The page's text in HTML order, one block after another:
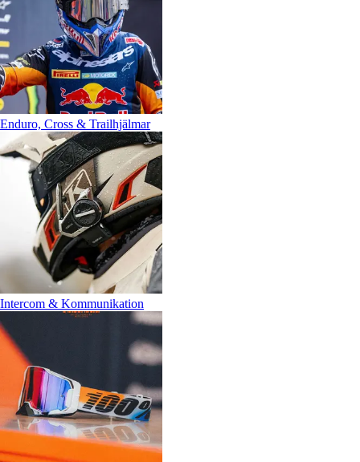
Enduro, Cross & Trailhjälmar
Intercom & Kommunikation